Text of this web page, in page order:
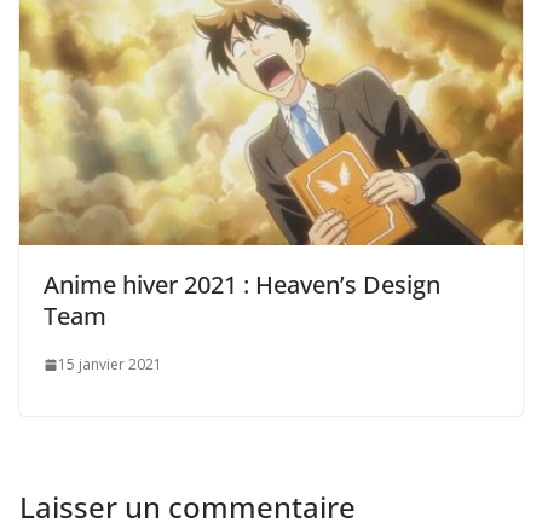
Anime hiver 2021 : Heaven’s Design
Team
15 janvier 2021
Laisser un commentaire